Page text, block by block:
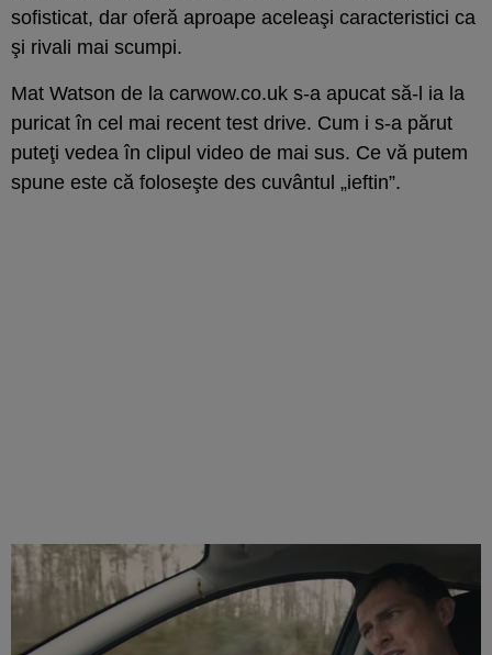
sofisticat, dar oferă aproape aceleaşi caracteristici ca
şi rivali mai scumpi.
Mat Watson de la carwow.co.uk s-a apucat să-l ia la
puricat în cel mai recent test drive. Cum i s-a părut
puteţi vedea în clipul video de mai sus. Ce vă putem
spune este că foloseşte des cuvântul „ieftin”.